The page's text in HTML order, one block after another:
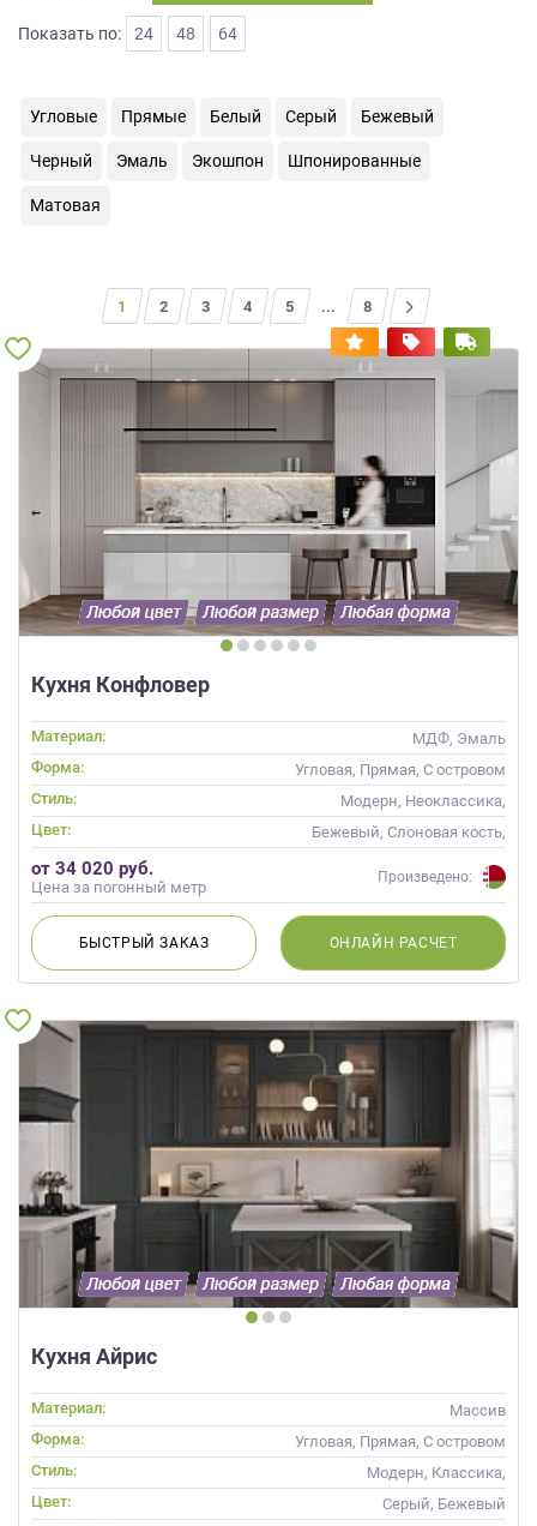
Показать по: 24 48 64
Угловые Прямые Белый Серый Бежевый
Черный Эмаль Экошпон Шпонированные
Матовая
1 2 3 4 5 ... 8
>
Кухня Конфловер
Материал:
МДФ, Эмаль
Форма:
Угловая, Прямая, С островом
Стиль:
Модерн, Неоклассика,
Современные
Цвет:
Бежевый, Слоновая кость,
Кремовый, Капучино
от 34 020 руб.
Цена за погонный метр
Произведено:
БЫСТРЫЙЗАКАЗ ОНЛАЙН РАСЧЕТ
Кухня Айрис
Материал:
Массив
Форма:
Угловая, Прямая, С островом
Стиль:
Модерн, Классика,
Скандинавский, Неоклассика,
Современные
Цвет: Серый, Бежевый
обработку
Согласие
метрическими
программами
в
порядке
персональных